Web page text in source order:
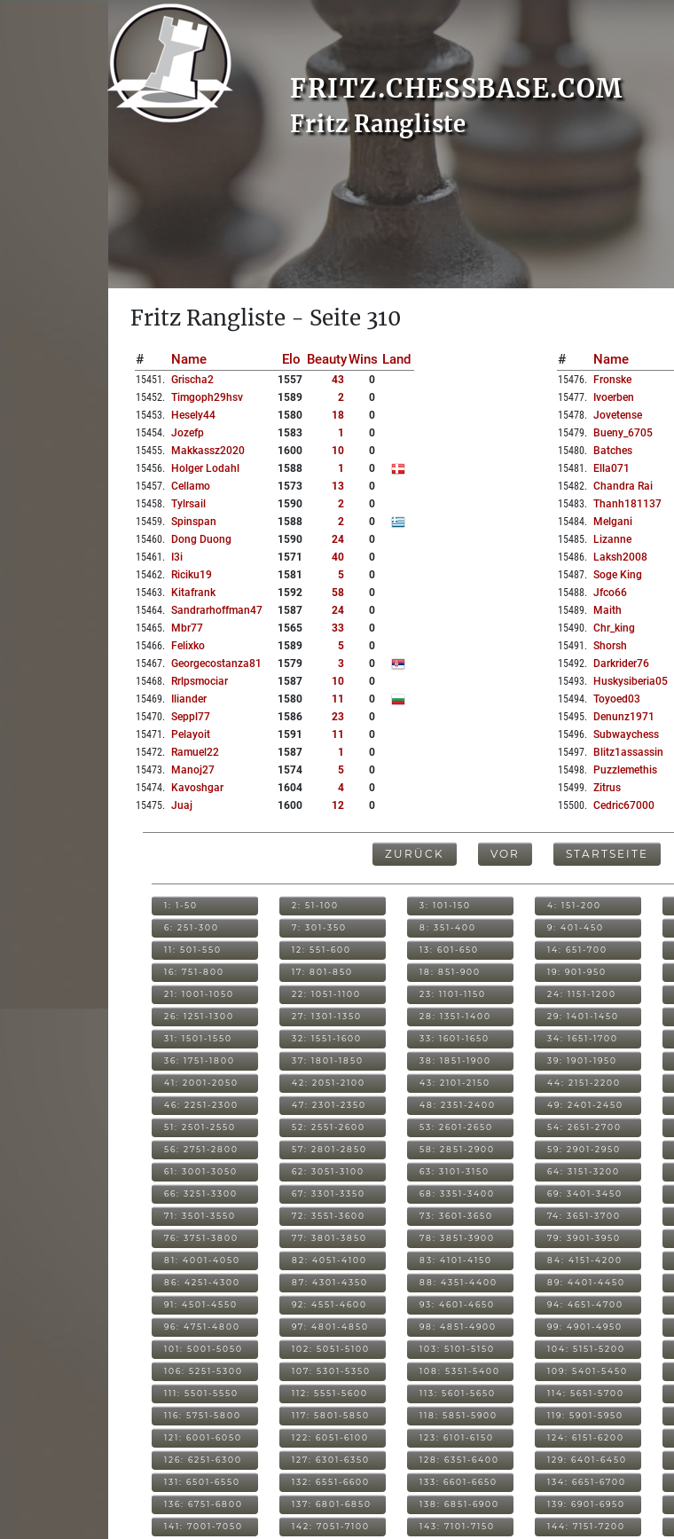
FRITZ.CHESSBASE.COM
Fritz Rangliste
Fritz Rangliste - Seite 310
# Name Elo BeautyWins Land
15451 . Grischa2 1557 43
0
15452. Timgoph29hsv 1589 2
0
15453. Hesely44 1580 18
0
15454. Jozefp 1583 1
0
15455. Makkassz2020 1600 10
0
15456. Holger Lodahl 1588 1
0
15457. Cellamo 1573 13
0
15458. Tylrsail 1590 2
0
15459. Spinspan 1588 2
0
15460. Dong Duong 1590 24
0
15461 . I3i 1571 40
0
15462. Riciku19 1581 5
0
15463. Kitafrank 1592 58
0
15464. Sandrarhoffman47 1587 24
0
15465. Mbr77 1565 33
0
15466. Felixko 1589 5
0
15467. Georgecostanza81 1579 3
0
15468. Rrlpsmociar 1587 10
0
15469. Iliander 1580 11
0
15470. Seppl77 1586 23
0
15471 . Pelayoit 1591 11
0
15472. Ramuel22 1587 1
0
15473. Manoj27 1574 5
0
15474. Kavoshgar 1604 4
0
15475. Juaj 1600 12 0
# Name
15476. Fronske
15477. Ivoerben
15478. Jovetense
15479. Bueny_6705
15480. Batches
15481 . Ella071
15482. Chandra Rai
15483. Thanh181137
15484. Melgani
15485. Lizanne
15486. Laksh2008
15487. Soge King
15488. Jfco66
15489. Maith
15490. Chr_king
15491 . Shorsh
15492. Darkrider76
15493. Huskysiberia05
15494. Toyoed03
15495. Denunz1971
15496. Subwaychess
15497. Blitz1assassin
15498. Puzzlemethis
15499. Zitrus
15500. Cedric67000
ZURÜCK VOR STARTSEITE
1: 1-50 2: 51-100 3: 101-150 4: 151-200
6: 251-300 7: 301-350 8: 351-400 9: 401-450
11: 501-550 12: 551-600 13: 601-650 14: 651-700
16: 751-800 17: 801-850 18: 851-900 19: 901-950
21: 1001-1050 22: 1051-1100 23: 1101-1150 24: 1151-1200
26: 1251-1300 27: 1301-1350 28: 1351-1400 29: 1401-1450
31: 1501-1550 32: 1551-1600 33: 1601-1650 34: 1651-1700
36: 1751-1800 37: 1801-1850 38: 1851-1900 39: 1901-1950
41: 2001-2050 42: 2051-2100 43: 2101-2150 44: 2151-2200
46: 2251-2300 47: 2301-2350 48: 2351-2400 49: 2401-2450
51: 2501-2550 52: 2551-2600 53: 2601-2650 54: 2651-2700
56: 2751-2800 57: 2801-2850 58: 2851-2900 59: 2901-2950
61: 3001-3050 62: 3051-3100 63: 3101-3150 64: 3151-3200
66: 3251-3300 67: 3301-3350 68: 3351-3400 69: 3401-3450
71: 3501-3550 72: 3551-3600 73: 3601-3650 74: 3651-3700
76: 3751-3800 77: 3801-3850 78: 3851-3900 79: 3901-3950
81: 4001-4050 82: 4051-4100 83: 4101-4150 84: 4151-4200
86: 4251-4300 87: 4301-4350 88: 4351-4400 89: 4401-4450
91: 4501-4550 92: 4551-4600 93: 4601-4650 94: 4651-4700
96: 4751-4800 97: 4801-4850 98: 4851-4900 99: 4901-4950
101: 5001-5050 102: 5051-5100 103: 5101-5150 104: 5151-5200
106: 5251-5300 107: 5301-5350 108: 5351-5400 109: 5401-5450
111: 5501-5550 112: 5551-5600 113: 5601-5650 114: 5651-5700
116: 5751-5800 117: 5801-5850 118: 5851-5900 119: 5901-5950
121: 6001-6050 122: 6051-6100 123: 6101-6150 124: 6151-6200
126: 6251-6300 127: 6301-6350 128: 6351-6400 129: 6401-6450
131: 6501-6550 132: 6551-6600 133: 6601-6650 134: 6651-6700
136: 6751-6800 137: 6801-6850 138: 6851-6900 139: 6901-6950
141: 7001-7050 142: 7051-7100 143: 7101-7150 144: 7151-7200